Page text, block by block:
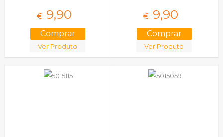
€ 9,90
Ver Produto
€ 9,90
Ver Produto